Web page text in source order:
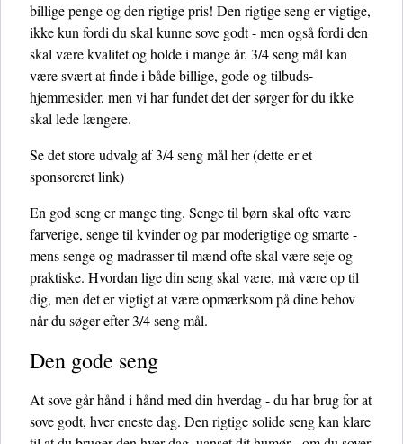
billige penge og den rigtige pris! Den rigtige seng er vigtige,
ikke kun fordi du skal kunne sove godt - men også fordi den
skal være kvalitet og holde i mange år. 3/4 seng mål kan
være svært at finde i både billige, gode og tilbuds-
hjemmesider, men vi har fundet det der sørger for du ikke
skal lede længere.
Se det store udvalg af 3/4 seng mål her(dette er et
sponsoreret link)
En god seng er mange ting. Senge til børn skal ofte være
farverige, senge til kvinder og par moderigtige og smarte -
mens senge og madrasser til mænd ofte skal være seje og
praktiske. Hvordan lige din seng skal være, må være op til
dig, men det er vigtigt at være opmærksom på dine behov
når du søger efter 3/4 seng mål.
Den gode seng
At sove går hånd i hånd med din hverdag - du har brug for at
sove godt, hver eneste dag. Den rigtige solide seng kan klare